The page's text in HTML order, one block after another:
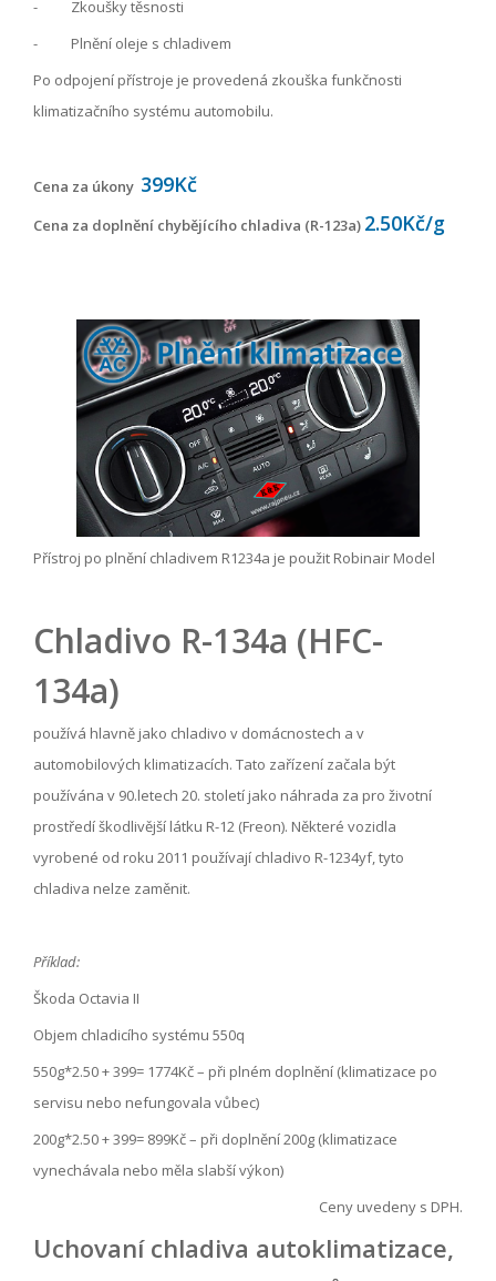
- Zkoušky těsnosti
- Plnění oleje s chladivem
Po odpojení přístroje je provedená zkouška funkčnosti
klimatizačního systému automobilu.
Cena za úkony 399Kč
Cena za doplnění chybějícího chladiva (R-123a) 2.50Kč/g
Přístroj po plnění chladivem R1234a je použit Robinair Model
Chladivo R-134a (HFC-
134a)
používá hlavně jako chladivo v domácnostech a v
automobilových klimatizacích. Tato zařízení začala být
používána v 90.letech 20. století jako náhrada za pro životní
prostředí škodlivější látku R-12 (Freon). Některé vozidla
vyrobené od roku 2011 používají chladivo R-1234yf, tyto
chladiva nelze zaměnit.
Příklad:
Škoda Octavia II
Objem chladicího systému 550q
550g*2.50 + 399= 1774Kč – při plném doplnění (klimatizace po
servisu nebo nefungovala vůbec)
200g*2.50 + 399= 899Kč – při doplnění 200g (klimatizace
vynechávala nebo měla slabší výkon)
Ceny uvedeny s DPH.
Uchovaní chladiva autoklimatizace,